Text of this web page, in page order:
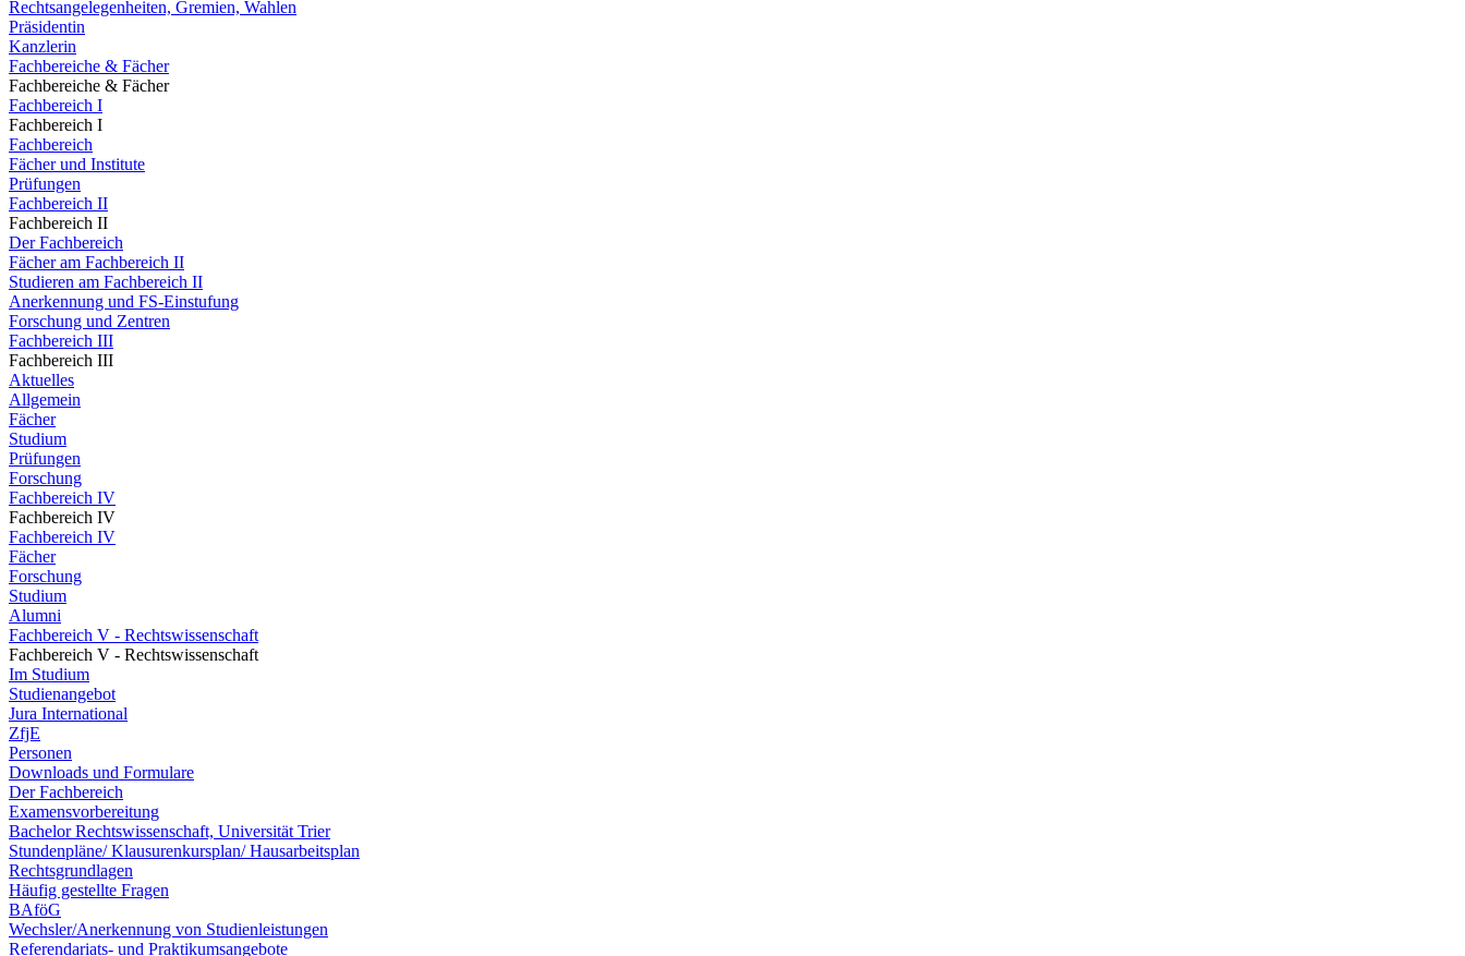
Rechtsangelegenheiten, Gremien, Wahlen
Präsidentin
Kanzlerin
Fachbereiche & Fächer
Fachbereiche & Fächer
Fachbereich I
Fachbereich I
Fachbereich
Fächer und Institute
Prüfungen
Fachbereich II
Fachbereich II
Der Fachbereich
Fächer am Fachbereich II
Studieren am Fachbereich II
Anerkennung und FS-Einstufung
Forschung und Zentren
Fachbereich III
Fachbereich III
Aktuelles
Allgemein
Fächer
Studium
Prüfungen
Forschung
Fachbereich IV
Fachbereich IV
Fachbereich IV
Fächer
Forschung
Studium
Alumni
Fachbereich V - Rechtswissenschaft
Fachbereich V - Rechtswissenschaft
Im Studium
Studienangebot
Jura International
ZfjE
Personen
Downloads und Formulare
Der Fachbereich
Examensvorbereitung
Bachelor Rechtswissenschaft, Universität Trier
Stundenpläne/ Klausurenkursplan/ Hausarbeitsplan
Rechtsgrundlagen
Häufig gestellte Fragen
BAföG
Wechsler/Anerkennung von Studienleistungen
Referendariats- und Praktikumsangebote